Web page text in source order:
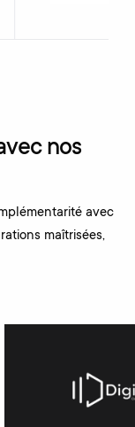
nos
avec
maîtrisées,